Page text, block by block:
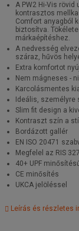
A PW2 Hi-Vis
kontrasztos
Comfort anyagból
biztosítva.
márkaépítéshez.
A nedvesség
száraz, hűvös
Extra komfortot
Nem mágneses -
Karcolásmentes
Ideális,
Slim fit design a
Kontraszt szín a
Bordázott gallér
EN ISO 20471
Megfelel az RIS
40+ UPF
CE minősítés
UKCA jelöléssel
Leírás és részletes